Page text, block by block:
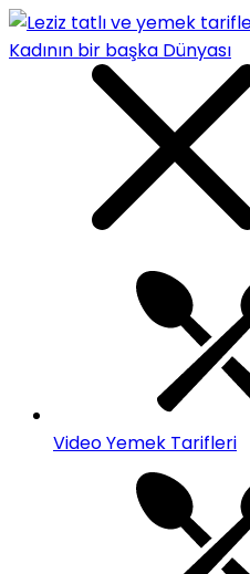
Video Yemek Tarifleri